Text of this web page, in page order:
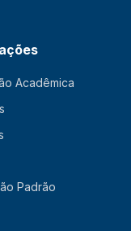
Acadêmica
Padrão